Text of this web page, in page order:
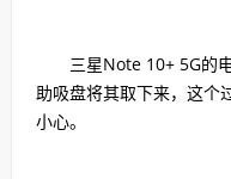
三星Note 10+ 5G的电
助吸盘将其取下来，这个
小心。